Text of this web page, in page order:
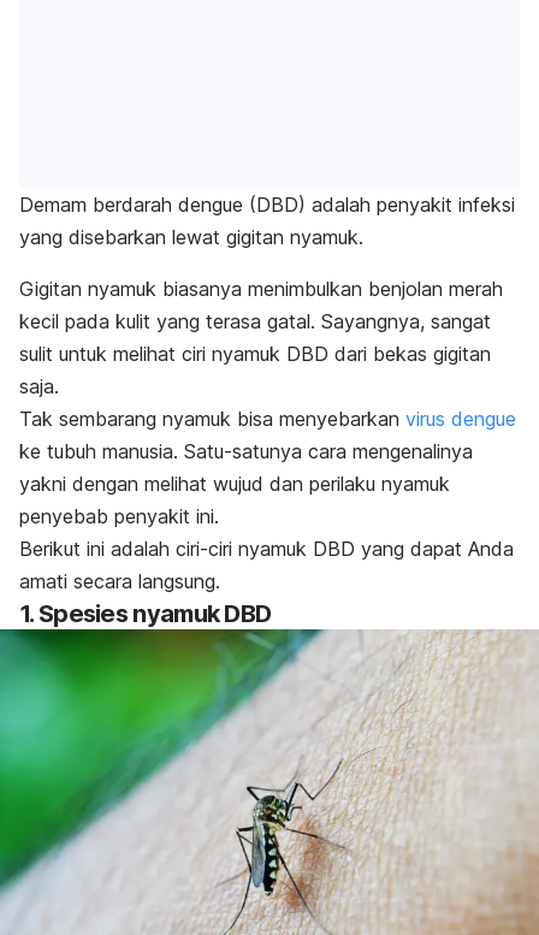
Demam berdarah dengue (DBD) adalah penyakit infeksi
yang disebarkan lewat gigitan nyamuk.
Gigitan nyamuk biasanya menimbulkan benjolan merah
kecil pada kulit yang terasa gatal. Sayangnya, sangat
sulit untuk melihat ciri nyamuk DBD dari bekas gigitan
saja.
Tak sembarang nyamuk bisa menyebarkan virus dengue
ke tubuh manusia. Satu-satunya cara mengenalinya
yakni dengan melihat wujud dan perilaku nyamuk
penyebab penyakit ini.
Berikut ini adalah ciri-ciri nyamuk DBD yang dapat Anda
amati secara langsung.
1. Spesies nyamuk DBD